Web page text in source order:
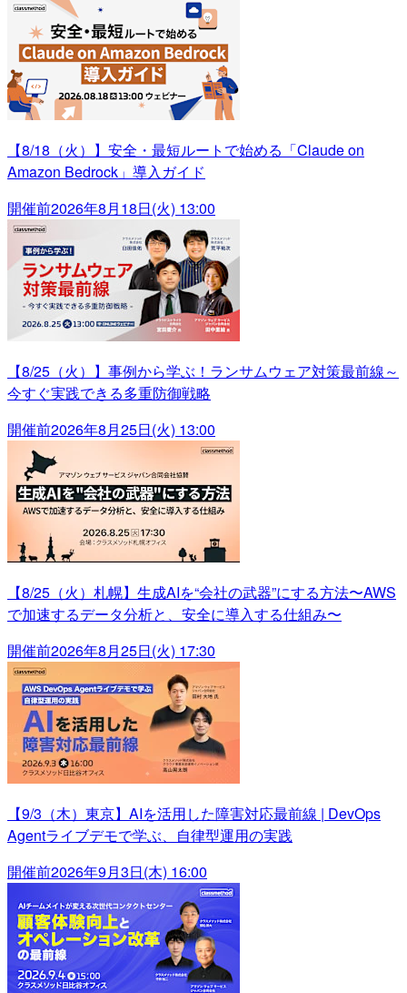
【8/18（火）】安全・最短ルートで始める「Claude on
Amazon Bedrock」導入ガイド
開催前2026年8月18日(火) 13:00
【8/25（火）】事例から学ぶ！ランサムウェア対策最前線～
今すぐ実践できる多重防御戦略
開催前2026年8月25日(火) 13:00
【8/25（火）札幌】生成AIを“会社の武器”にする方法〜AWS
で加速するデータ分析と、安全に導入する仕組み〜
開催前2026年8月25日(火) 17:30
【9/3（木）東京】AIを活用した障害対応最前線 | DevOps
Agentライブデモで学ぶ、自律型運用の実践
開催前2026年9月3日(木) 16:00